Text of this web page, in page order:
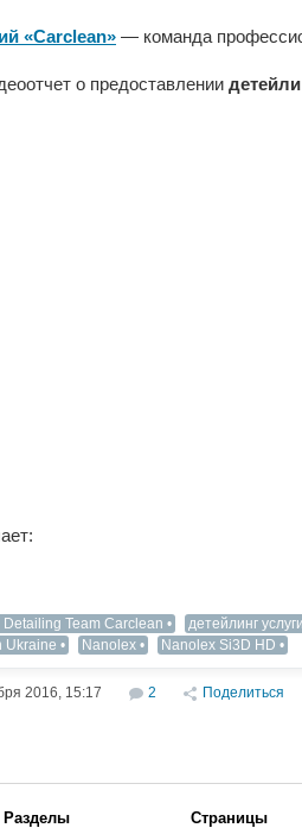
«Carclean» — команда
о предоставлении
Detailing Team Carclean
детейлинг
Ukraine Nanolex Nanolex Si3D HD
2016, 15:17 2 Поделиться
Разделы
Страницы